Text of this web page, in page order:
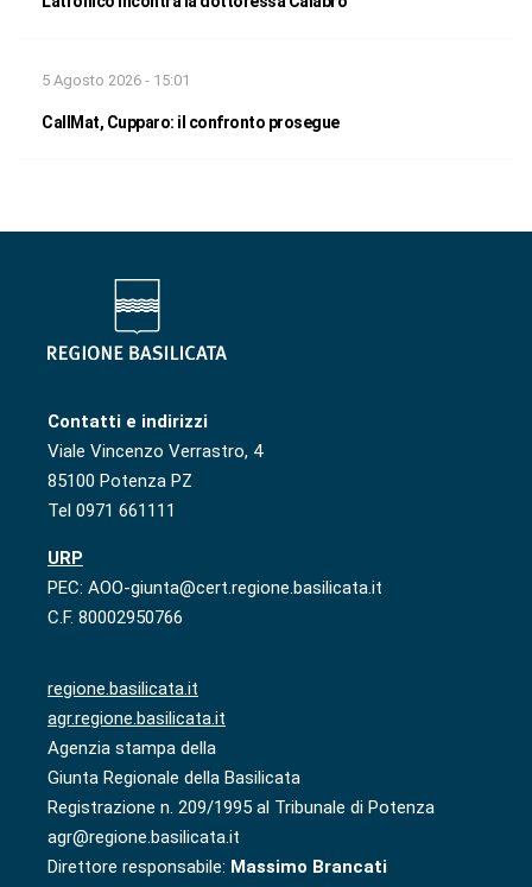
5 Agosto 2026 - 15:01
CallMat, Cupparo: il confronto prosegue
Contatti e indirizzi
Viale Vincenzo Verrastro, 4
85100 Potenza PZ
Tel 0971 661111
URP
PEC: AOO-giunta@cert.regione.basilicata.it
C.F. 80002950766
regione.basilicata.it
agr.regione.basilicata.it
Agenzia stampa della
Giunta Regionale della Basilicata
Registrazione n. 209/1995 al Tribunale di Potenza
agr@regione.basilicata.it
Direttore responsabile: Massimo Brancati